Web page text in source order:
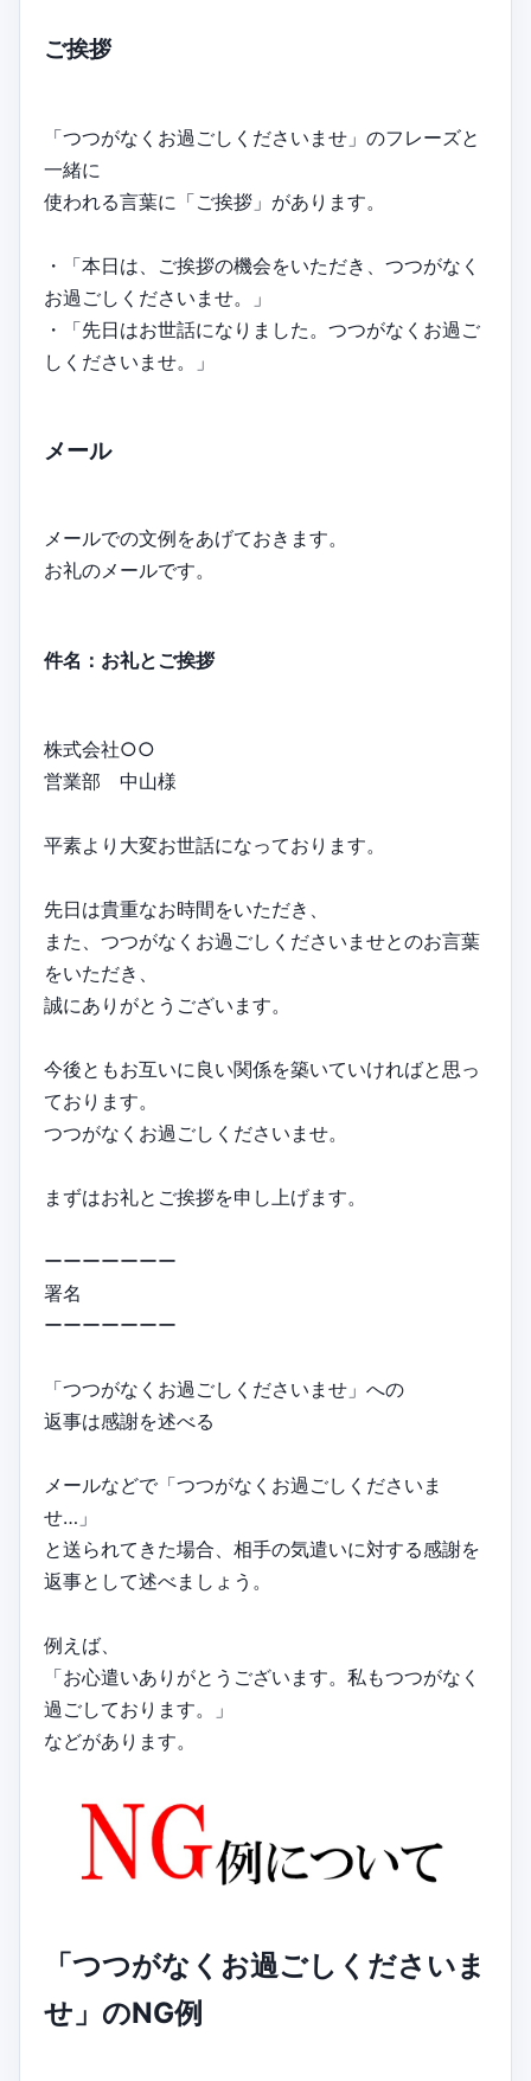
ご挨拶
「つつがなくお過ごしくださいませ」のフレーズと
一緒に
使われる言葉に「ご挨拶」があります。
・「本日は、ご挨拶の機会をいただき、つつがなく
お過ごしくださいませ。」
・「先日はお世話になりました。つつがなくお過ご
しくださいませ。」
メール
メールでの文例をあげておきます。
お礼のメールです。
件名：お礼とご挨拶
株式会社○○
営業部 中山様
平素より大変お世話になっております。
先日は貴重なお時間をいただき、
また、つつがなくお過ごしくださいませとのお言葉
をいただき、
誠にありがとうございます。
今後ともお互いに良い関係を築いていければと思っ
ております。
つつがなくお過ごしくださいませ。
まずはお礼とご挨拶を申し上げます。
ーーーーーーー
署名
ーーーーーーー
「つつがなくお過ごしくださいませ」への
返事は感謝を述べる
メールなどで「つつがなくお過ごしくださいま
せ…」
と送られてきた場合、相手の気遣いに対する感謝を
返事として述べましょう。
例えば、
「お心遣いありがとうございます。私もつつがなく
過ごしております。」
などがあります。
「つつがなくお過ごしくださいま
せ」のNG例